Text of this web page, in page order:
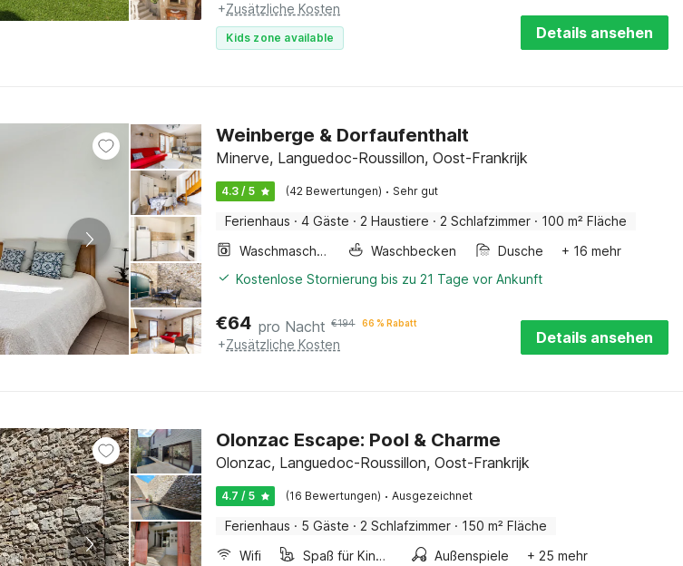
+Zusätzliche Kosten
Kids zone available Details ansehen
Weinberge & Dorfaufenthalt
Minerve, Languedoc-Roussillon, Oost-Frankrijk
4.3 / 5 (42 Bewertungen) · Sehr gut
Ferienhaus · 4 Gäste · 2 Haustiere · 2 Schlafzimmer · 100 m² Fläche
Waschmaschine
Waschbecken Dusche
+ 16 mehr
Kostenlose Stornierung bis zu 21 Tage vor Ankunft
€64 pro Nacht €194 66 % Rabatt
+Zusätzliche Kosten Details ansehen
Olonzac Escape: Pool & Charme
Olonzac, Languedoc-Roussillon, Oost-Frankrijk
4.7 / 5 (16 Bewertungen) · Ausgezeichnet
Ferienhaus · 5 Gäste · 2 Schlafzimmer · 150 m² Fläche
Wifi
Spaß für Kinder Außenspiele
+ 25 mehr